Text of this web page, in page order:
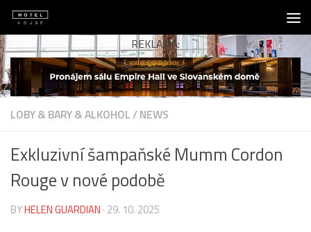
Skip to content
REKLAMA:
LOBY & BARY & ALKOHOL/NEWS
Exkluzivní šampaňské Mumm Cordon
Rouge v nové podobě
BYHELEN GUARDIAN · 29. 10. 2025